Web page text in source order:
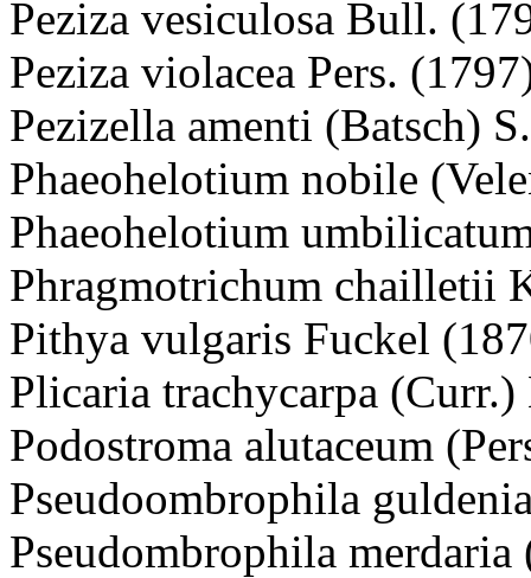
Peziza vesiculosa Bull.
Peziza violacea Pers.
Pezizella amenti (Batsch)
Phaeohelotium nobile
Phaeohelotium
Phragmotrichum chailletii
Pithya vulgaris Fuckel
Plicaria trachycarpa
Podostroma alutaceum
Pseudoombrophila
Pseudombrophila